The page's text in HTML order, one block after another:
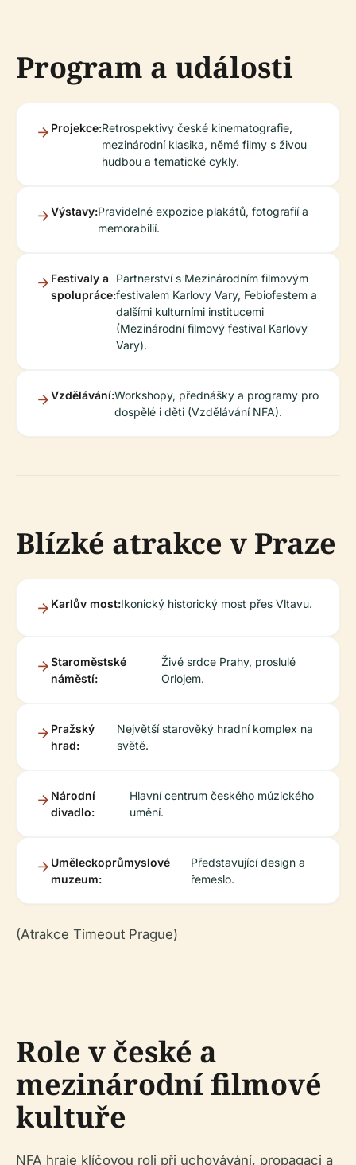
Program a události
Projekce:Retrospektivy české kinematografie,
mezinárodní klasika, němé filmy s živou
hudbou a tematické cykly.
Výstavy:Pravidelné expozice plakátů, fotografií a
memorabilií.
Festivaly a
spolupráce:
Partnerství s Mezinárodním filmovým
festivalem Karlovy Vary, Febiofestem a
dalšími kulturními institucemi
(Mezinárodní filmový festival Karlovy
Vary).
Vzdělávání:Workshopy, přednášky a programy pro
dospělé i děti (Vzdělávání NFA).
Blízké atrakce v Praze
Karlův most:Ikonický historický most přes Vltavu.
Staroměstské
náměstí:
Živé srdce Prahy, proslulé
Orlojem.
Pražský
hrad:
Největší starověký hradní komplex na
světě.
Národní
divadlo:
Hlavní centrum českého múzického
umění.
Uměleckoprůmyslové
muzeum:
Představující design a
řemeslo.
(Atrakce Timeout Prague)
Role v české a
mezinárodní filmové
kultuře
NFA hraje klíčovou roli při uchovávání, propagaci a